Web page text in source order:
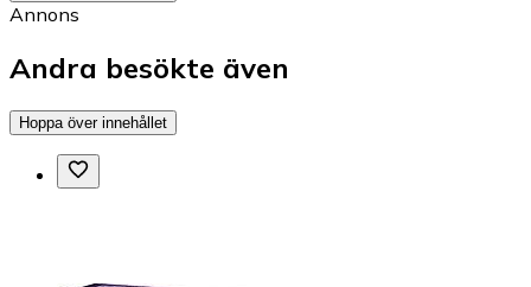
Annons
Andra besökte även
Hoppa över innehållet